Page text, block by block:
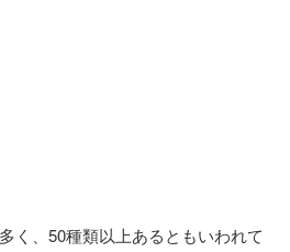
く、50種類以上あるともいわれて